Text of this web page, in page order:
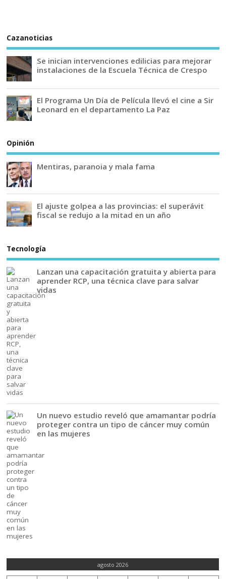
Cazanoticias
Se inician intervenciones edilicias para mejorar
instalaciones de la Escuela Técnica de Crespo
El Programa Un Día de Película llevó el cine a Sir
Leonard en el departamento La Paz
Opinión
Mentiras, paranoia y mala fama
El ajuste golpea a las provincias: el superávit
fiscal se redujo a la mitad en un año
Tecnología
Lanzan una capacitación gratuita y abierta para
aprender RCP, una técnica clave para salvar
vidas
Un nuevo estudio reveló que amamantar podría
proteger contra un tipo de cáncer muy común
en las mujeres
agosto 2026